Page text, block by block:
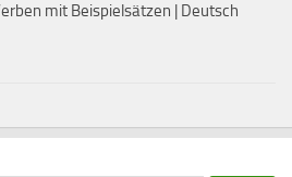
mit Beispielsätzen | Deutsch